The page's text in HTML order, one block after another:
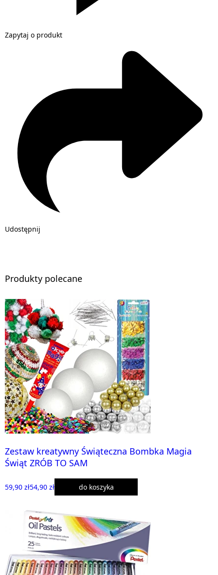
Zapytaj o produkt
Udostępnij
Produkty polecane
Zestaw kreatywny Świąteczna Bombka Magia
Świąt ZRÓB TO SAM
59,90 zł54,90 zł do koszyka